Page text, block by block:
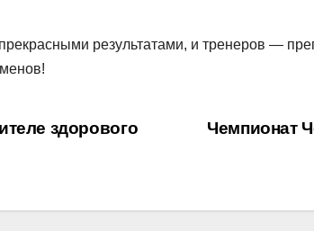
результатами, и тренеров —
Чемпионат
здорового